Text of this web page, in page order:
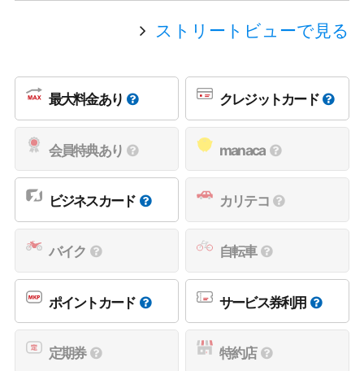
ストリートビューで見る
最大料金あり クレジットカード
会員特典あり manaca
ビジネスカード カリテコ
バイク 自転車
ポイントカード サービス券利用
定期券 特約店